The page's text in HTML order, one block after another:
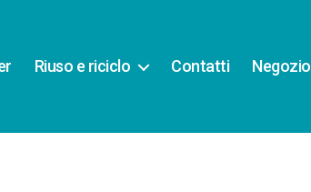
Riuso e riciclo Contatti Negozio